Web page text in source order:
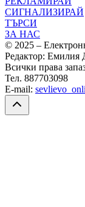
СИГНАЛИЗИРАЙ
ТЪРСИ
ЗА НАС
© 2025 –
Редактор: Емилия
Всички права
Тел. 887703098
E-mail: